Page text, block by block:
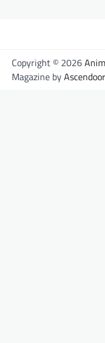
Copyright © 2026
Magazine byAscendoor